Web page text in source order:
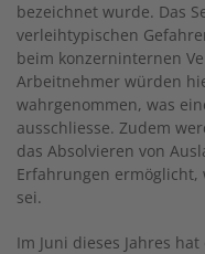
bezeichnet wurde. Das
verleihtypischen
beim konzerninternen
Arbeitnehmer würden
wahrgenommen, was
ausschliesse. Zudem
das Absolvieren von
Erfahrungen ermöglicht,
sei.
Im Juni dieses Jahres